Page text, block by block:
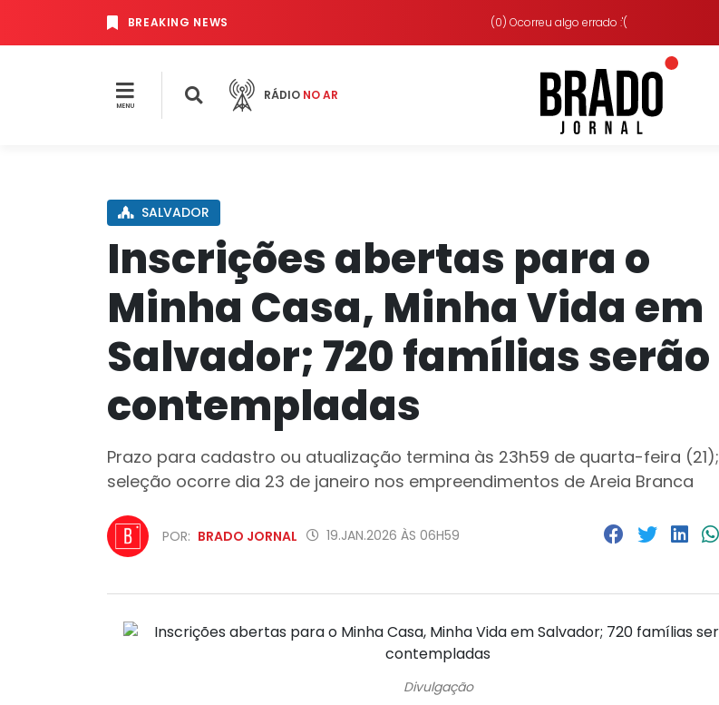
BREAKING NEWS (0) Ocorreu algo errado :'(
MENU
RÁDIO NO AR
SALVADOR
Inscrições abertas para o
Minha Casa, Minha Vida em
Salvador; 720 famílias serão
contempladas
Prazo para cadastro ou atualização termina às 23h59 de quarta-feira (21);
seleção ocorre dia 23 de janeiro nos empreendimentos de Areia Branca
POR: BRADO JORNAL 19.JAN.2026 ÀS 06H59
Divulgação